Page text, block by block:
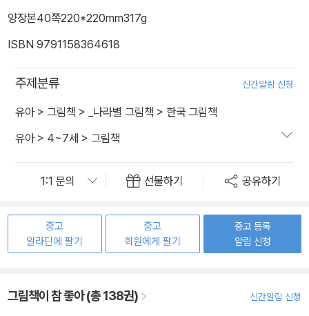
양장본40쪽220*220mm317g
ISBN 9791158364618
주제분류 신간알림 신청
유아> 그림책 > _나라별 그림책 > 한국 그림책
유아> 4~7세 > 그림책
선물하기 공유하기
중고
알라딘에 팔기
중고
회원에게 팔기
중고 등록
알림 신청
그림책이 참 좋아 (총 138권) 신간알림 신청